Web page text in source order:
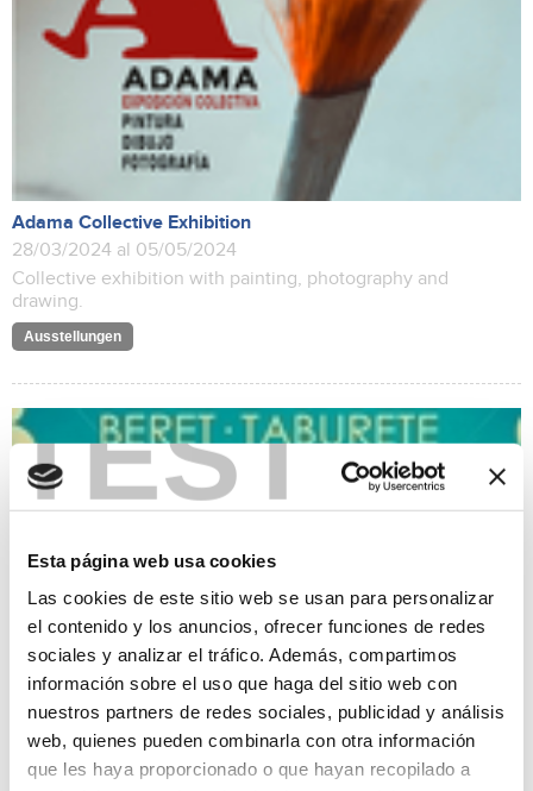
TEST
Esta página web usa cookies
Las cookies de este sitio web se usan para personalizar
el contenido y los anuncios, ofrecer funciones de redes
sociales y analizar el tráfico. Además, compartimos
información sobre el uso que haga del sitio web con
nuestros partners de redes sociales, publicidad y análisis
web, quienes pueden combinarla con otra información
que les haya proporcionado o que hayan recopilado a
Adama Collective Exhibition
28/03/2024 al 05/05/2024
Collective exhibition with painting, photography and
drawing.
Ausstellungen
Mar de Jávea Festival
29/03/2024 al 30/03/2024